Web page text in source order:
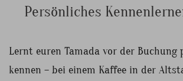
Persönliches
Lernt euren Tamada vor der Buchung
kennen – bei einem Kaffee in der